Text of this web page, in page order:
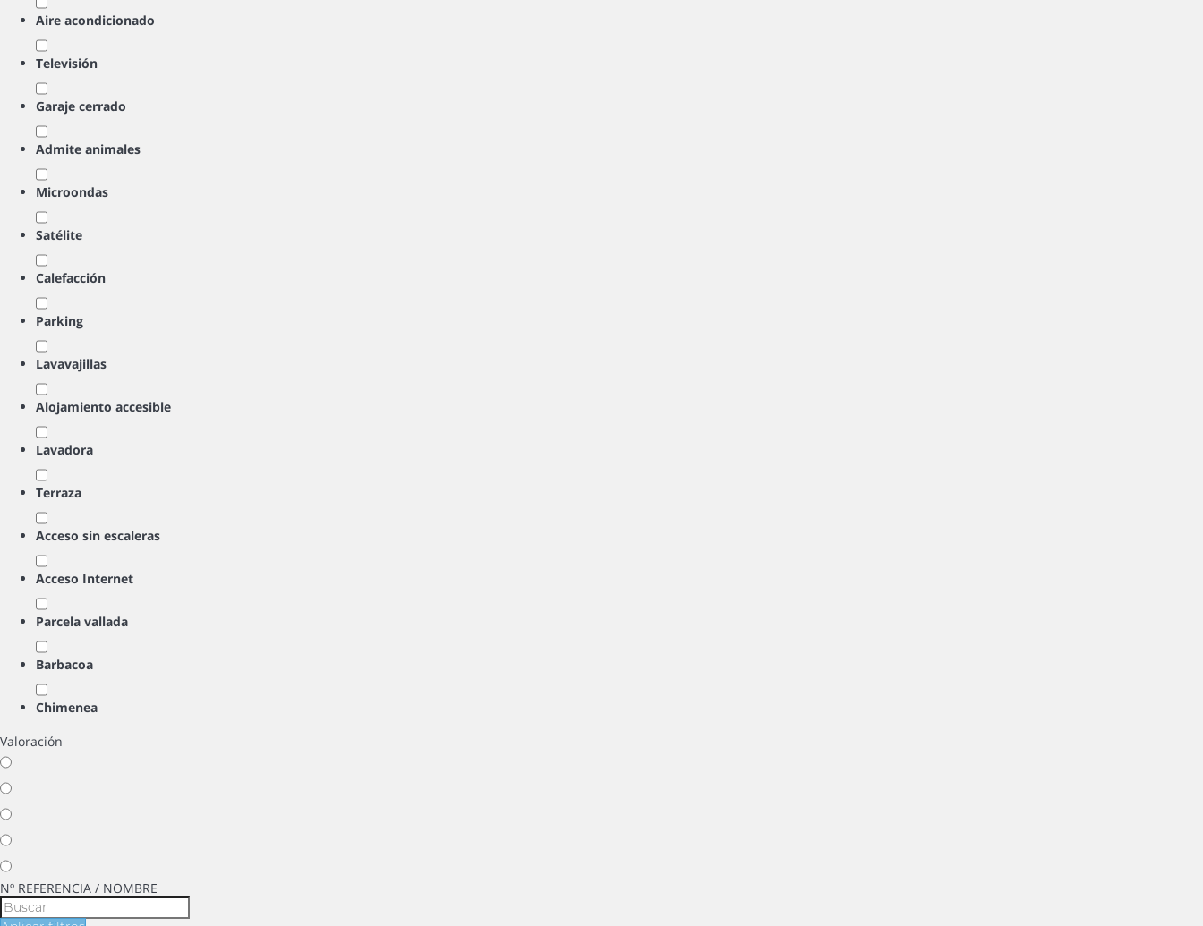
Aire acondicionado
Televisión
Garaje cerrado
Admite animales
Microondas
Satélite
Calefacción
Parking
Lavavajillas
Alojamiento accesible
Lavadora
Terraza
Acceso sin escaleras
Acceso Internet
Parcela vallada
Barbacoa
Chimenea
Valoración
Nº REFERENCIA / NOMBRE